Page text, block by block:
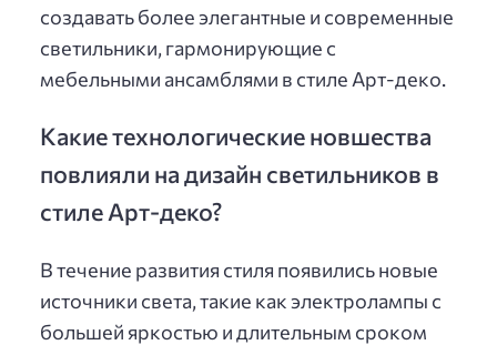
создавать более элегантные и современные
светильники, гармонирующие с
мебельными ансамблями в стиле Арт-деко.
Какие технологические новшества
повлияли на дизайн светильников в
стиле Арт-деко?
В течение развития стиля появились новые
источники света, такие как электролампы с
большей яркостью и длительным сроком